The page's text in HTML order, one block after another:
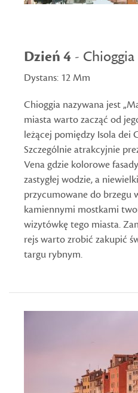
Dzień 4 - Chioggia
Dystans: 12 Mm
Chioggia nazywana jest
miasta warto zacząć od
leżącej pomiędzy Isola dei
Szczególnie atrakcyjnie
Vena gdzie kolorowe
zastygłej wodzie, a
przycumowane do brzegu
kamiennymi mostkami
wizytówkę tego miasta.
rejs warto zrobić zakupić
targu rybnym.